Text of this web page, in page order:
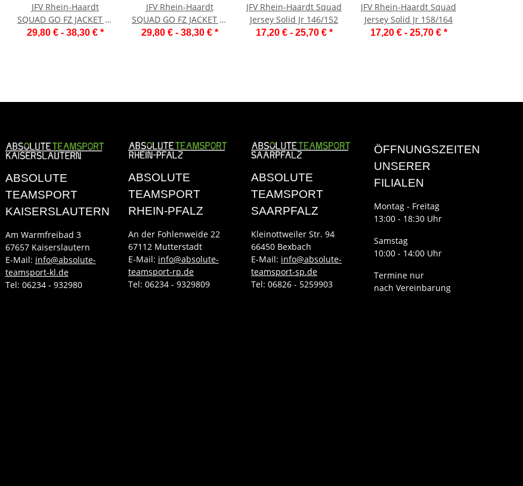
JFV Rhein-Haardt
SQUAD GO FZ JACKET JR
158/164
29,80 € - 38,30 € *
JFV Rhein-Haardt
SQUAD GO FZ JACKET JR
146/152
29,80 € - 38,30 € *
JFV Rhein-Haardt Squad
Jersey Solid Jr 146/152
17,20 € - 25,70 € *
JFV Rhein-Haardt Squad
Jersey Solid Jr 158/164
17,20 € - 25,70 € *
ABSOLUTE
TEAMSPORT
KAISERSLAUTERN
Am Warmfreibad 3
67657 Kaiserslautern
E-Mail: info@absolute-
teamsport-kl.de
Tel: 06234 - 932980
ABSOLUTE
TEAMSPORT
RHEIN-PFALZ
An der Fohlenweide 22
67112 Mutterstadt
E-Mail: info@absolute-
teamsport-rp.de
Tel: 06234 - 9329809
ABSOLUTE
TEAMSPORT
SAARPFALZ
Kleinottweiler Str. 94
66450 Bexbach
E-Mail: info@absolute-
teamsport-sp.de
Tel: 06826 - 5259903
ÖFFNUNGSZEITEN
UNSERER
FILIALEN
Montag - Freitag
13:00 - 18:30 Uhr
Samstag
10:00 - 14:00 Uhr
Termine nur
nach Vereinbarung